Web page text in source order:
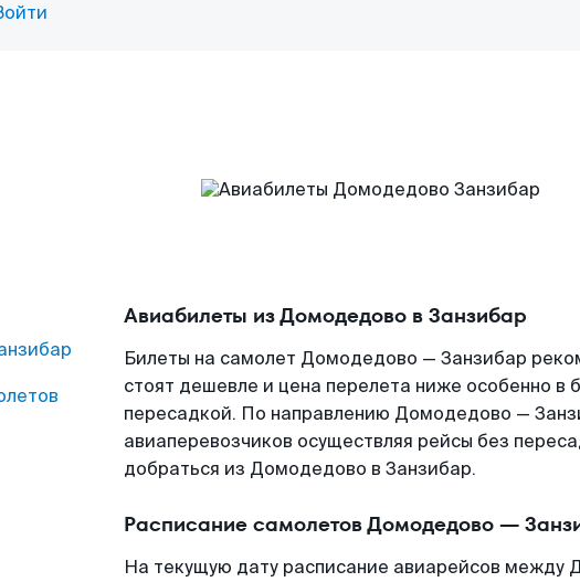
Авиабилеты из Домодедово в Занзибар
Билеты на самолет Домодедово — Занзибар
стоят дешевле и цена перелета ниже особенно в
пересадкой. По направлению Домодедово —
авиаперевозчиков осуществляя рейсы без
добраться из Домодедово в Занзибар.
Расписание самолетов Домодедово —
На текущую дату расписание авиарейсов между